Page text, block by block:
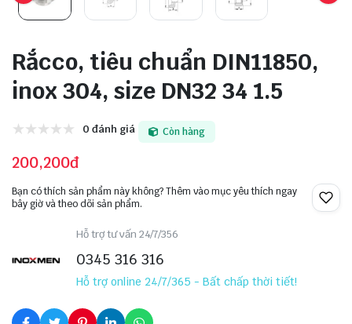
Rắcco, tiêu chuẩn DIN11850,
inox 304, size DN32 34 1.5
0 đánh giá Còn hàng
200,200đ
Bạn có thích sản phẩm này không? Thêm vào mục yêu thích ngay
bây giờ và theo dõi sản phẩm.
Hỗ trợ tư vấn 24/7/356
0345 316 316
Hỗ trợ online 24/7/365 - Bất chấp thời tiết!